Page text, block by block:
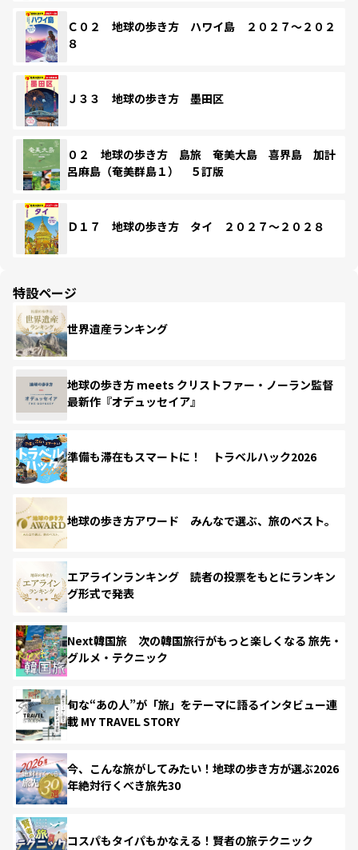
Ｃ０２ 地球の歩き方 ハワイ島 ２０２７～２０２
８
Ｊ３３ 地球の歩き方 墨田区
０２ 地球の歩き方 島旅 奄美大島 喜界島 加計
呂麻島（奄美群島１） ５訂版
Ｄ１７ 地球の歩き方 タイ ２０２７～２０２８
特設ページ
世界遺産ランキング
地球の歩き方 meets クリストファー・ノーラン監督
最新作『オデュッセイア』
準備も滞在もスマートに！ トラベルハック2026
地球の歩き方アワード みんなで選ぶ、旅のベスト。
エアラインランキング 読者の投票をもとにランキン
グ形式で発表
Next韓国旅 次の韓国旅行がもっと楽しくなる 旅先・
グルメ・テクニック
旬な“あの人”が「旅」をテーマに語るインタビュー連
載 MY TRAVEL STORY
今、こんな旅がしてみたい！地球の歩き方が選ぶ2026
年絶対行くべき旅先30
コスパもタイパもかなえる！賢者の旅テクニック